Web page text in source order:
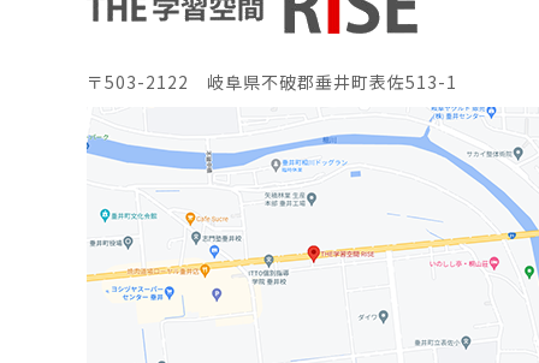
〒503-2122 岐阜県不破郡垂井町表佐513-1